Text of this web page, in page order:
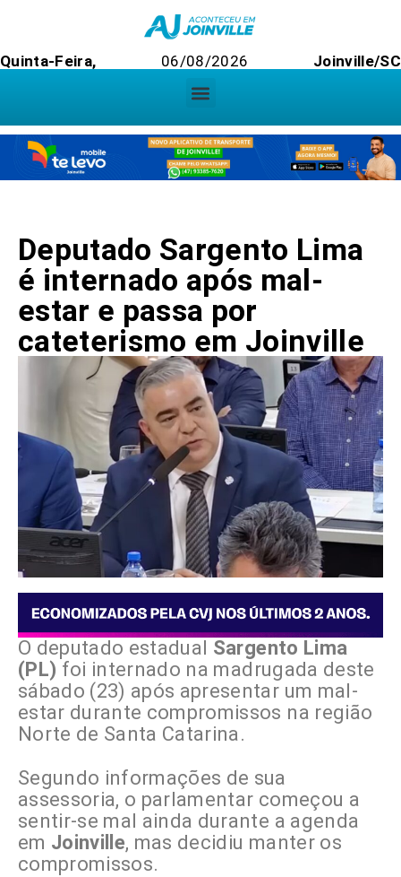
Quinta-Feira, 06/08/2026 Joinville/SC
Deputado Sargento Lima
é internado após mal-
estar e passa por
cateterismo em Joinville
O deputado estadual Sargento Lima
(PL) foi internado na madrugada deste
sábado (23) após apresentar um mal-
estar durante compromissos na região
Norte de Santa Catarina.
Segundo informações de sua
assessoria, o parlamentar começou a
sentir-se mal ainda durante a agenda
em Joinville, mas decidiu manter os
compromissos.